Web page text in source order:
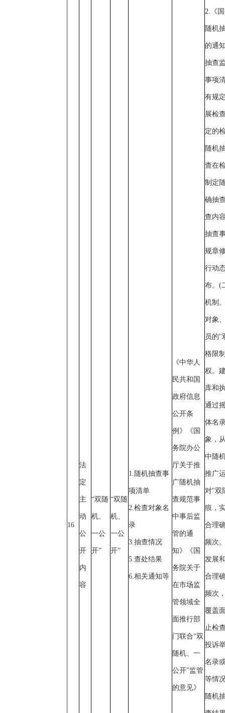
16
法
定
主
动
公
开
内
容
“双随
机、
一公
开”
“双随
机、
一公
开”
1.随机抽查事
项清单
2.检查对象名
录
3.抽查情况
5.查处结果
6.相关通知等
《中华人
民共和国
政府信息
公开条
例》《国
务院办公
厅关于推
广随机抽
查规范事
中事后监
管的通
知》《国
务院关于
在市场监
管领域全
面推行部
门联合“双
随机、一
公开”监管
的意见》
2.《
随机
的通
抽查
事项
有规
展检
定的
随机
查在
制定
确抽
查内
抽查
规章
行动
布。(
机制
对象
员的"
格限
权。
库和
通过
体名
象，
中随
推广
对"双
痕，
合理
频次
发展
合理
频次
覆盖
止检
投诉
名录
等情
随机